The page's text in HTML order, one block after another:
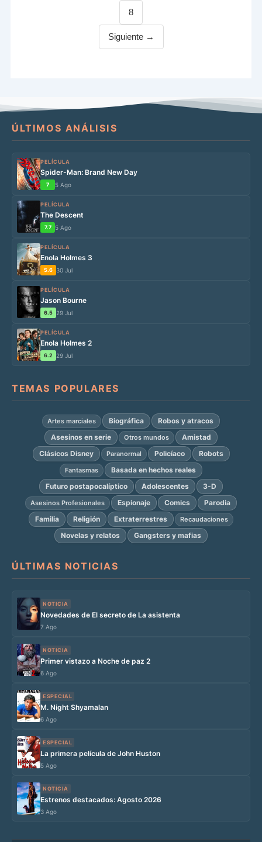
Página
8
Siguiente →
ÚLTIMOS ANÁLISIS
PELÍCULA
Spider-Man: Brand New Day
7 5 Ago
PELÍCULA
The Descent
7.7 5 Ago
PELÍCULA
Enola Holmes 3
5.6 30 Jul
PELÍCULA
Jason Bourne
6.5 29 Jul
PELÍCULA
Enola Holmes 2
6.2 29 Jul
TEMAS POPULARES
Artes marciales Biográfica
Robos y atracos
Asesinos en serie
Otros mundos
Amistad
Clásicos Disney
Paranormal Policíaco Robots
Fantasmas
Basada en hechos reales
Futuro postapocalíptico
Adolescentes 3-D
Asesinos Profesionales Espionaje Comics
Parodia
Familia
Religión Extraterrestres Recaudaciones
Novelas y relatos Gangsters y mafias
ÚLTIMAS NOTICIAS
NOTICIA
Novedades de El secreto de La asistenta
7 Ago
NOTICIA
Primer vistazo a Noche de paz 2
6 Ago
ESPECIAL
M. Night Shyamalan
6 Ago
ESPECIAL
La primera película de John Huston
5 Ago
NOTICIA
Estrenos destacados: Agosto 2026
3 Ago